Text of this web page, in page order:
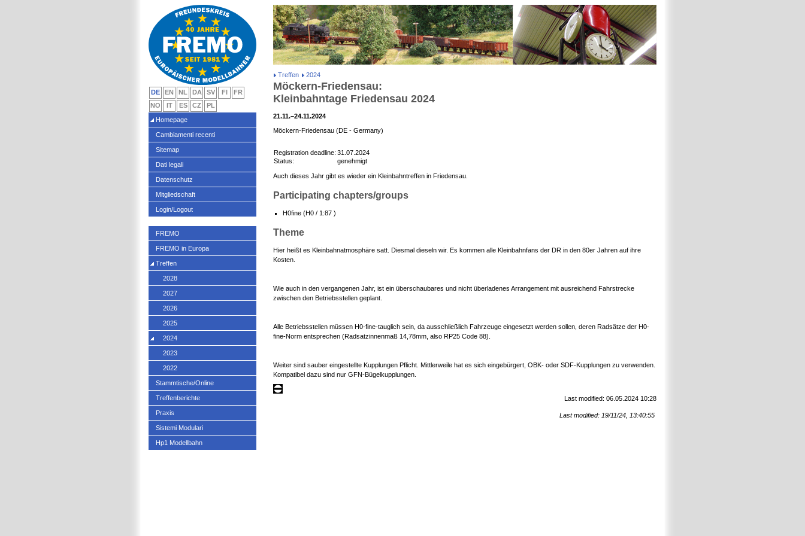
Treffen 2024
Möckern-Friedensau:
Kleinbahntage Friedensau 2024
21.11.–24.11.2024
Möckern-Friedensau (DE - Germany)
Registration deadline: 31.07.2024
Status:
genehmigt
Auch dieses Jahr gibt es wieder ein Kleinbahntreffen in Friedensau.
Participating chapters/groups
H0fine (H0 / 1:87 )
Theme
Hier heißt es Kleinbahnatmosphäre satt. Diesmal dieseln wir. Es kommen alle Kleinbahnfans der DR in den 80er Jahren auf ihre
Kosten.
Wie auch in den vergangenen Jahr, ist ein überschaubares und nicht überladenes Arrangement mit ausreichend Fahrstrecke
zwischen den Betriebsstellen geplant.
Alle Betriebsstellen müssen H0-fine-tauglich sein, da ausschließlich Fahrzeuge eingesetzt werden sollen, deren Radsätze der H0-
fine-Norm entsprechen (Radsatzinnenmaß 14,78mm, also RP25 Code 88).
Weiter sind sauber eingestellte Kupplungen Pflicht. Mittlerweile hat es sich eingebürgert, OBK- oder SDF-Kupplungen zu verwenden.
Kompatibel dazu sind nur GFN-Bügelkupplungen.
Last modified: 06.05.2024 10:28
Last modified: 19/11/24, 13:40:55
DE EN NL DA SV FI
FR
NO
IT ES CZ
PL
Homepage
Cambiamenti recenti
Sitemap
Dati legali
Datenschutz
Mitgliedschaft
Login/Logout
FREMO
FREMO in Europa
Treffen
2028
2027
2026
2025
2024
2023
2022
Stammtische/Online
Treffenberichte
Praxis
Sistemi Modulari
Hp1 Modellbahn